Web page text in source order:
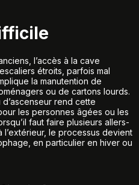
l’accès à la cave
étroits, parfois mal
la manutention de
ou de cartons lourds.
rend cette
les personnes âgées ou les
faut faire plusieurs allers-
le processus devient
en particulier en hiver ou